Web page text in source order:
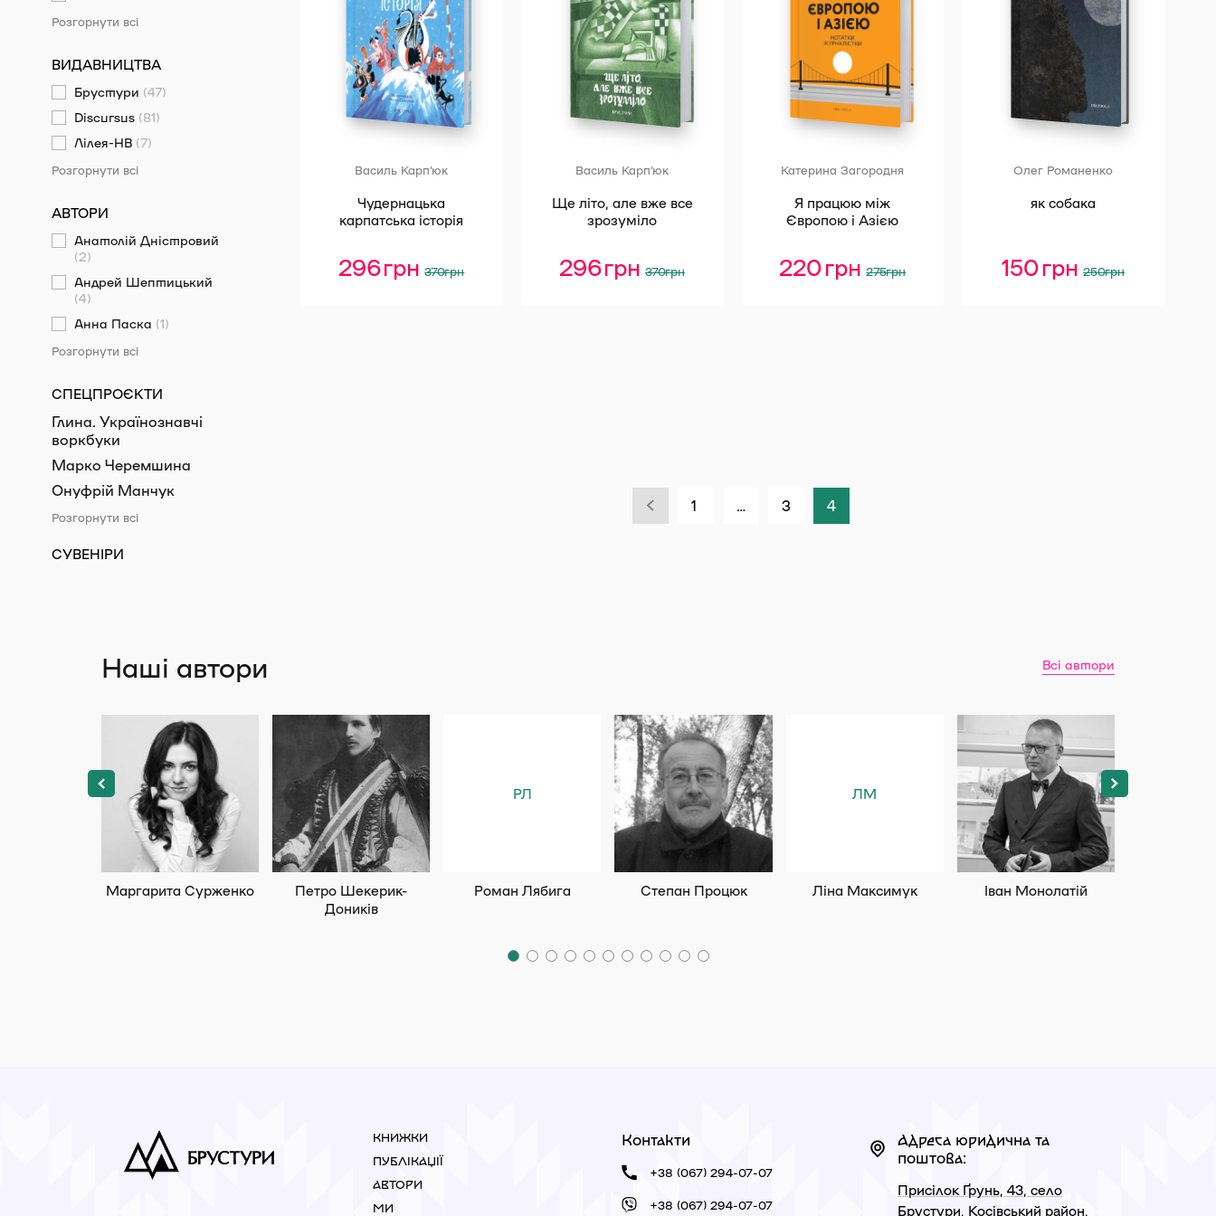
Розгорнути всі
ВИДАВНИЦТВА
Брустури (47)
Discursus (81)
Лілея-НВ (7)
Розгорнути всі
АВТОРИ
Анатолій Дністровий
(2)
Андрей Шептицький
(4)
Анна Паска (1)
Розгорнути всі
СПЕЦПРОЄКТИ
Глина. Українознавчі
воркбуки
Марко Черемшина
Онуфрій Манчук
Розгорнути всі
СУВЕНІРИ
Чудернацька
карпатська історія
370грн
Оригінальна
ціна:
296грнПоточна
ціна:
Василь Карп'юк
Ще літо, але вже все
зрозуміло
370грн
Оригінальна
ціна:
296грнПоточна
ціна:
Василь Карп'юк
Я працюю між
Європою і Азією
275грн
Оригінальна
ціна:
220грнПоточна
ціна:
Катерина Загородня
як собака
250грн
Оригінальна
ціна:
150грнПоточна
ціна:
Олег Романенко
1 3 4
Наші автори Всі автори
Маргарита Сурженко
Петро Шекерик-
Доників
РЛ
Роман Лябига Степан Процюк
ЛМ
Ліна Максимук Іван Монолатій
КНИЖКИ
ПУБЛІКАЦІЇ
АВТОРИ
МИ
Контакти
+38 (067) 294-07-07
+38 (067) 294-07-07
Адреса юридична та
поштова:
Присілок Ґрунь, 43, село
Брустури, Косівський район,